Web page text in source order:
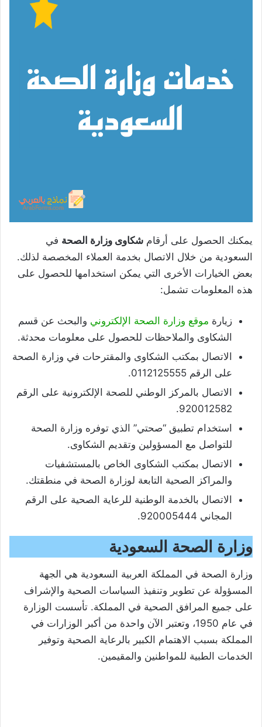
يمكنك الحصول على أرقام شكاوى وزارة الصحة في
السعودية من خلال الاتصال بخدمة العملاء المخصصة لذلك.
بعض الخيارات الأخرى التي يمكن استخدامها للحصول على
هذه المعلومات تشمل:
زيارة موقع وزارة الصحة الإلكتروني والبحث عن قسم
الشكاوى والملاحظات للحصول على معلومات محدثة.
الاتصال بمكتب الشكاوى والمقترحات في وزارة الصحة
على الرقم 0112125555.
الاتصال بالمركز الوطني للصحة الإلكترونية على الرقم
920012582.
استخدام تطبيق “صحتي” الذي توفره وزارة الصحة
للتواصل مع المسؤولين وتقديم الشكاوى.
الاتصال بمكتب الشكاوى الخاص بالمستشفيات
والمراكز الصحية التابعة لوزارة الصحة في منطقتك.
الاتصال بالخدمة الوطنية للرعاية الصحية على الرقم
المجاني 920005444.
وزارة الصحة السعودية
وزارة الصحة في المملكة العربية السعودية هي الجهة
المسؤولة عن تطوير وتنفيذ السياسات الصحية والإشراف
على جميع المرافق الصحية في المملكة. تأسست الوزارة
في عام 1950، وتعتبر الآن واحدة من أكبر الوزارات في
المملكة بسبب الاهتمام الكبير بالرعاية الصحية وتوفير
الخدمات الطبية للمواطنين والمقيمين.